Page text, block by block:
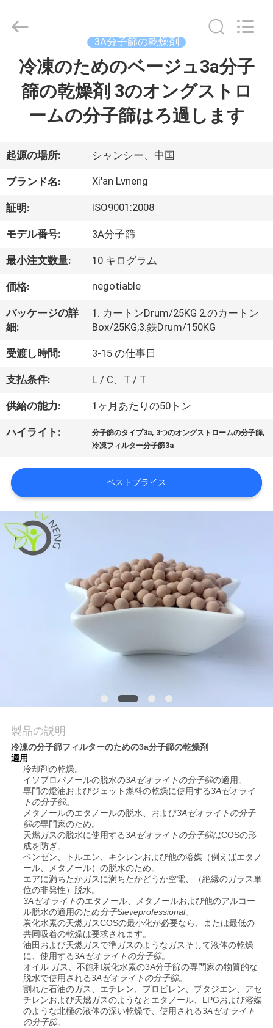
製
品
動
画
VR
シ
ョ
ー
私
た
に
つ
い
て
品
質
管
2018
Lvneng
Purification
Co.,Ltd..
3A分子篩の乾燥剤
冷凍のためのベージュ3a分子
篩の乾燥剤 3のオングストロ
ームの分子篩はろ過します
起源の場所: シャンシー、中国
ブランド名: Xi'an Lvneng
証明: ISO9001:2008
モデル番号: 3A分子篩
最小注文数量: 10 キログラム
価格: negotiable
パッケージの詳
細:
1. カートンDrum/25KG 2.のカートン
Box/25KG;3.鉄Drum/150KG
受渡し時間: 3-15 の仕事日
支払条件: L / C、T / T
供給の能力: 1ヶ月あたりの50トン
ハイライト: 分子篩のタイプ3a, 3つのオングストロームの分子篩,
冷凍フィルター分子篩3a
ベストプライス
製品の説明
冷凍の分子篩フィルターのための3a分子篩の乾燥剤
適用
冷却剤の乾燥。
イソプロパノールの脱水の3Aゼオライトの分子篩の適用。
専門の燈油およびジェット燃料の乾燥に使用する3Aゼオライ
トの分子篩。
メタノールのエタノールの脱水、および3Aゼオライトの分子
篩の専門家のため。
天燃ガスの脱水に使用する3Aゼオライトの分子篩はCOSの形
成を防ぎ。
ベンゼン、トルエン、キシレンおよび他の溶媒（例えばエタノ
ール、メタノール）の脱水のため。
エアに満ちたかガスに満ちたかどうか空電、（絶縁のガラス単
位の非発性）脱水。
3Aゼオライトのエタノール、メタノールおよび他のアルコー
ル脱水の適用のため分子Sieveprofessional。
炭化水素の天燃ガスCOSの最小化が必要なら、または最低の
共同吸着の乾燥は要求されます。
油田および天燃ガスで準ガスのようなガスそして液体の乾燥
に、使用する3Aゼオライトの分子篩。
オイル ガス、不飽和炭化水素の3A分子篩の専門家の物質的な
脱水で使用される3Aゼオライトの分子篩。
割れた石油のガス、エチレン、プロピレン、ブタジエン、アセ
チレンおよび天燃ガスのようなとエタノール、LPGおよび溶媒
のような北極の液体の深い乾燥で、使用される3Aゼオライト
の分子篩。